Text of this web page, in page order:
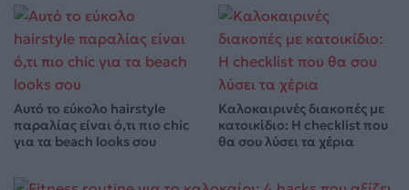
Αυτό το εύκολο hairstyle
παραλίας είναι ό,τι πιο chic
για τα beach looks σου
Καλοκαιρινές διακοπές με
κατοικίδιο: Η checklist που
θα σου λύσει τα χέρια